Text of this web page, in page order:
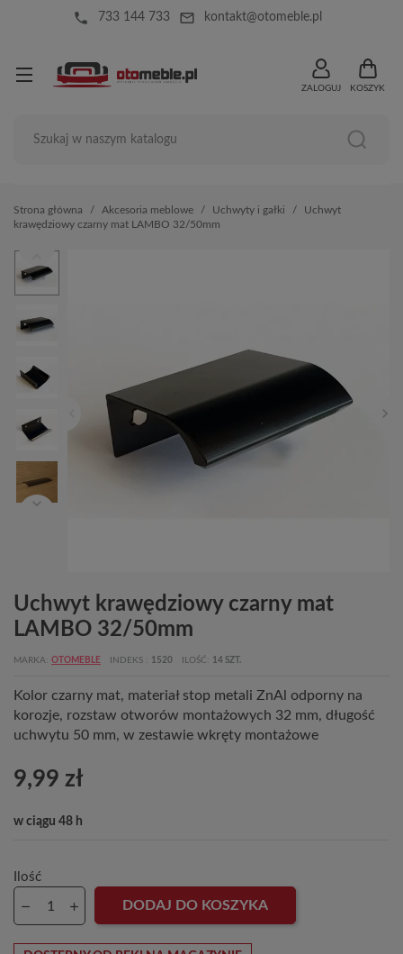
local_phone 733 144 733 mail_outline kontakt@otomeble.pl
ZALOGUJ KOSZYK
Strona główna Akcesoria meblowe Uchwyty i gałki
Uchwyt
krawędziowy czarny mat LAMBO 32/50mm
Uchwyt krawędziowy czarny mat
LAMBO 32/50mm
MARKA OTOMEBLE INDEKS 1520 ILOŚĆ 14 SZT.
Kolor czarny mat, materiał stop metali ZnAl odporny na
korozje, rozstaw otworów montażowych 32 mm, długość
uchwytu 50 mm, w zestawie wkręty montażowe
9,99 zł
w ciągu 48 h
Ilość
DODAJ DO KOSZYKA